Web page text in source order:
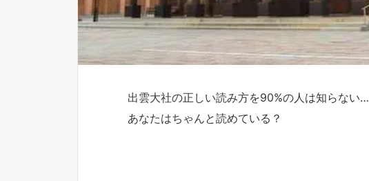
出雲大社の正しい読み方を90%の人は知らない…
あなたはちゃんと読めている？